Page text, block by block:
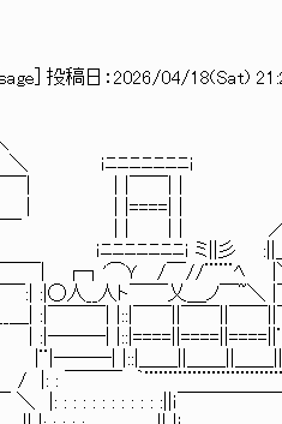
sage ] 投稿日： 2026/04/18(Sat)
⇒=‐┐
:.: }
:.: } | ／ ＼
＿} | |￣￣
| | |====| |
￣￣ | | | | ／
ﾆｉ ミ||彡 :||＿＿＿
￣￣| ┌┐'⌒Ｙ /￣//
￣:| :|◯人__人ト￣￣乂＿ノ
￣| |::|￣￣||￣￣||￣￣||￣
|::|＿＿||＿＿||＿＿||
￣ ｀¨¨¨¨¨¨¨¨¨¨¨¨¨¨¨ﾞ
: : : : : : : : :||ｉ￣￣￣￣